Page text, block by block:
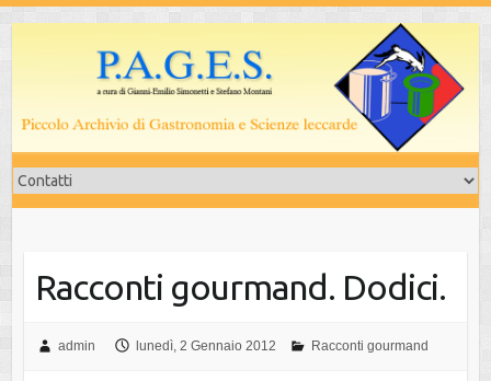
Racconti gourmand. Dodici.
admin lunedì, 2 Gennaio 2012 Racconti gourmand